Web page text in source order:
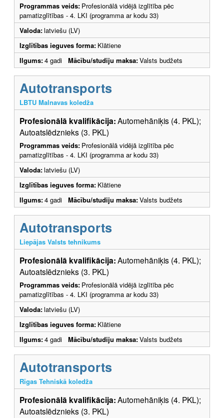
Programmas veids: Profesionālā vidējā izglītība pēc
pamatizglītības - 4. LKI (programma ar kodu 33)
Valoda:latviešu (LV)
Izglītības ieguves forma: Klātiene
Ilgums:4 gadi Mācību/studiju maksa:Valsts budžets
Autotransports
LBTU Malnavas koledža
Profesionālā kvalifikācija:Automehāniķis (4. PKL);
Autoatslēdznieks (3. PKL)
Programmas veids: Profesionālā vidējā izglītība pēc
pamatizglītības - 4. LKI (programma ar kodu 33)
Valoda:latviešu (LV)
Izglītības ieguves forma: Klātiene
Ilgums:4 gadi Mācību/studiju maksa:Valsts budžets
Autotransports
Liepājas Valsts tehnikums
Profesionālā kvalifikācija:Automehāniķis (4. PKL);
Autoatslēdznieks (3. PKL)
Programmas veids: Profesionālā vidējā izglītība pēc
pamatizglītības - 4. LKI (programma ar kodu 33)
Valoda:latviešu (LV)
Izglītības ieguves forma: Klātiene
Ilgums:4 gadi Mācību/studiju maksa:Valsts budžets
Autotransports
Rīgas Tehniskā koledža
Profesionālā kvalifikācija:Automehāniķis (4. PKL);
Autoatslēdznieks (3. PKL)